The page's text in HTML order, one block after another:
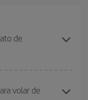
de
altas,
con las fechas y
volar de